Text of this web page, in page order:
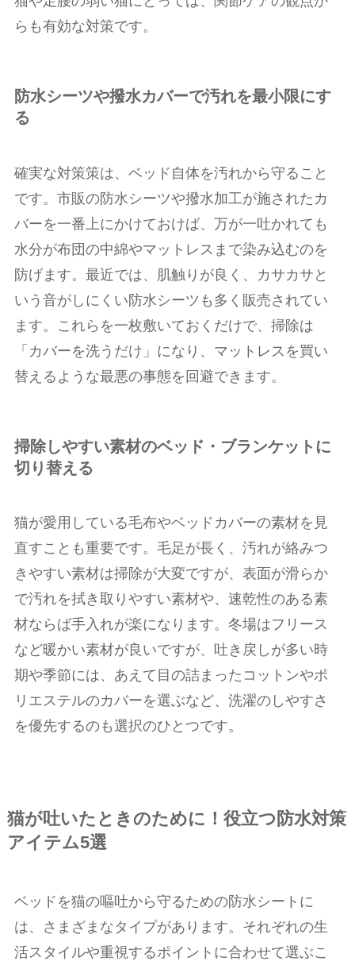
らも有効な対策です。
防水シーツや撥水カバーで汚れを最小限にす
る
確実な対策策は、ベッド自体を汚れから守ること
です。市販の防水シーツや撥水加工が施されたカ
バーを一番上にかけておけば、万が一吐かれても
水分が布団の中綿やマットレスまで染み込むのを
防げます。最近では、肌触りが良く、カサカサと
いう音がしにくい防水シーツも多く販売されてい
ます。これらを一枚敷いておくだけで、掃除は
「カバーを洗うだけ」になり、マットレスを買い
替えるような最悪の事態を回避できます。
掃除しやすい素材のベッド・ブランケットに
切り替える
猫が愛用している毛布やベッドカバーの素材を見
直すことも重要です。毛足が長く、汚れが絡みつ
きやすい素材は掃除が大変ですが、表面が滑らか
で汚れを拭き取りやすい素材や、速乾性のある素
材ならば手入れが楽になります。冬場はフリース
など暖かい素材が良いですが、吐き戻しが多い時
期や季節には、あえて目の詰まったコットンやポ
リエステルのカバーを選ぶなど、洗濯のしやすさ
を優先するのも選択のひとつです。
猫が吐いたときのために！役立つ防水対策
アイテム5選
ベッドを猫の嘔吐から守るための防水シートに
は、さまざまなタイプがあります。それぞれの生
活スタイルや重視するポイントに合わせて選ぶこ